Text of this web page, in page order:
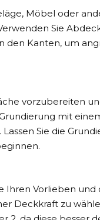
Möbel oder
Sie
den Kanten, um
vorzubereiten
mit
Sie die
Ihren Vorlieben
Deckkraft zu